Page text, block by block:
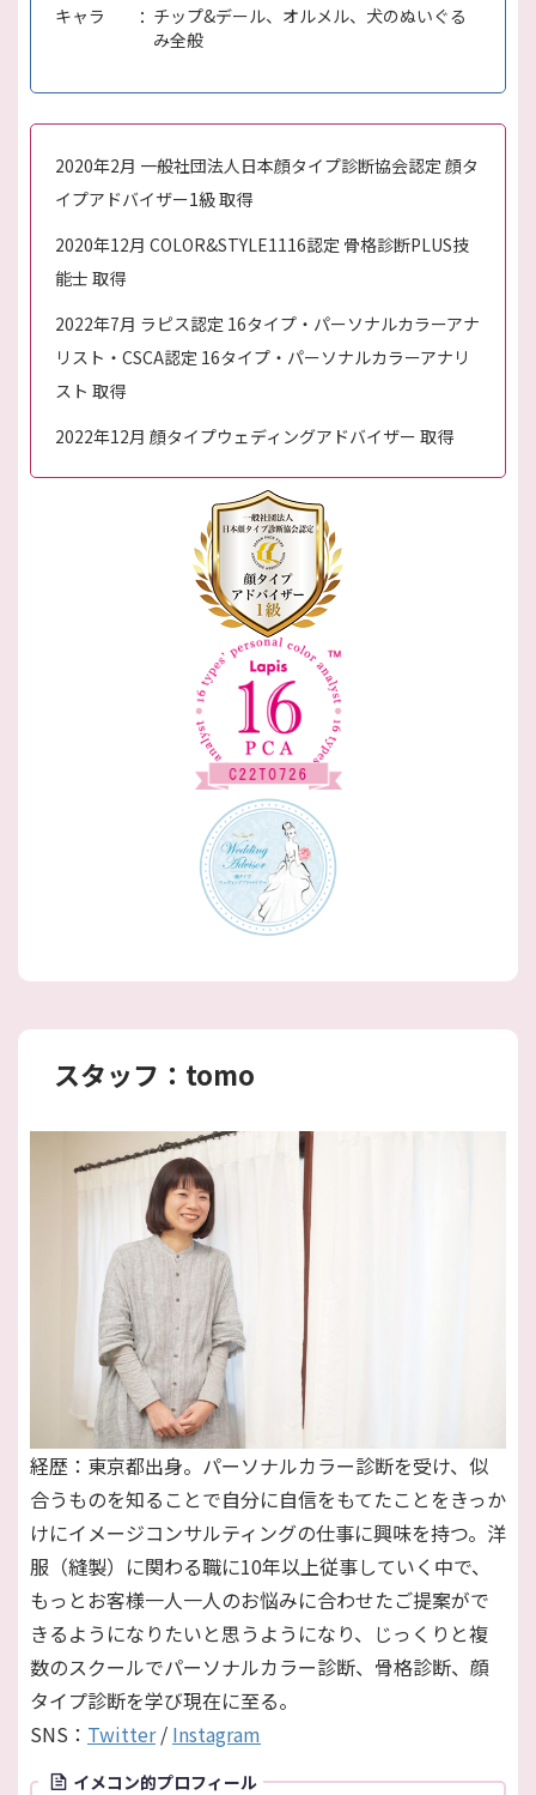
キャラ
チップ&デール、オルメル、犬のぬいぐる
み全般
2020年2月 一般社団法人日本顔タイプ診断協会認定 顔タ
イプアドバイザー1級 取得
2020年12月 COLOR&STYLE1116認定 骨格診断PLUS技
能士 取得
2022年7月 ラピス認定 16タイプ・パーソナルカラーアナ
リスト・CSCA認定 16タイプ・パーソナルカラーアナリ
スト 取得
2022年12月 顔タイプウェディングアドバイザー 取得
スタッフ：tomo
経歴：東京都出身。パーソナルカラー診断を受け、似
合うものを知ることで自分に自信をもてたことをきっか
けにイメージコンサルティングの仕事に興味を持つ。洋
服（縫製）に関わる職に10年以上従事していく中で、
もっとお客様一人一人のお悩みに合わせたご提案がで
きるようになりたいと思うようになり、じっくりと複
数のスクールでパーソナルカラー診断、骨格診断、顔
タイプ診断を学び現在に至る。
SNS： Twitter/ Instagram
イメコン的プロフィール